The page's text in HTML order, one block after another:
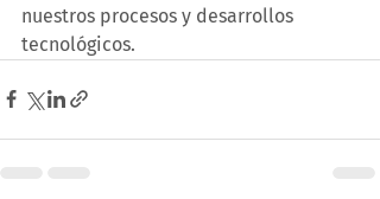
nuestros procesos y desarrollos
tecnológicos.